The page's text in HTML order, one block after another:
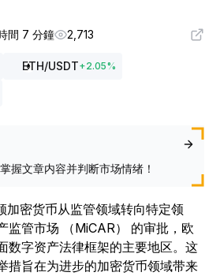
間 7 分鐘 2,713
ETH/USDT+2.05%
握文章内容并判断市场情绪！
加密货币从监管领域转向特定领
监管市场 （MiCAR） 的审批，欧
数字资产法律框架的主要地区。 这
措旨在为进步的加密货币领域带来